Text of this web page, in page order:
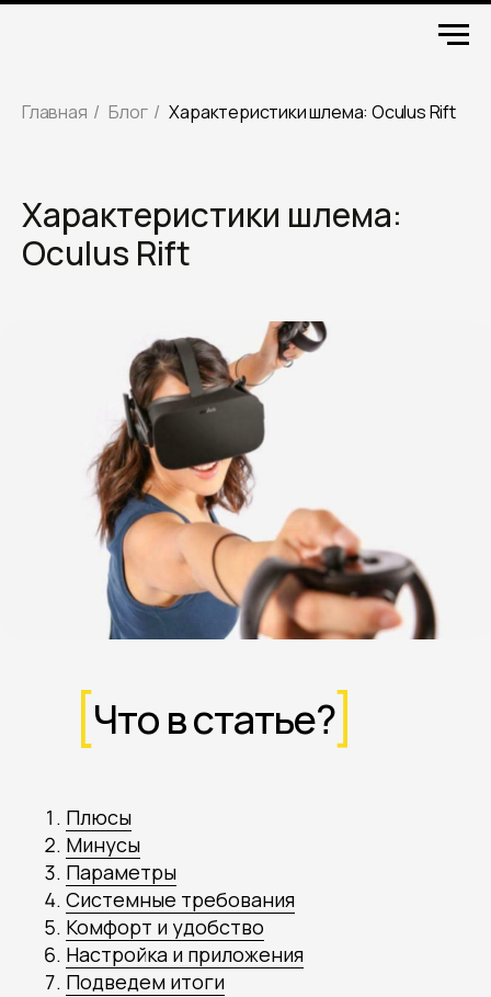
Главная / Блог / Характеристики шлема: Oculus Rift
Характеристики шлема:
Oculus Rift
Что в статье?
Плюсы
Минусы
Параметры
Системные требования
Комфорт и удобство
Настройка и приложения
Подведем итоги